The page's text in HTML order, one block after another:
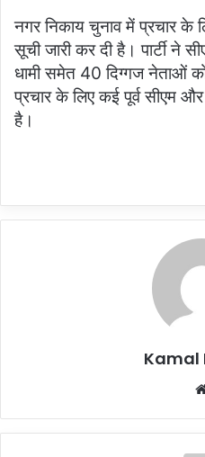
नगर निकाय चुनाव में प्रचार के
सूची जारी कर दी है। पार्टी ने
धामी समेत 40 दिग्गज नेताओं को
प्रचार के लिए कई पूर्व सीएम और
है।
Kamal